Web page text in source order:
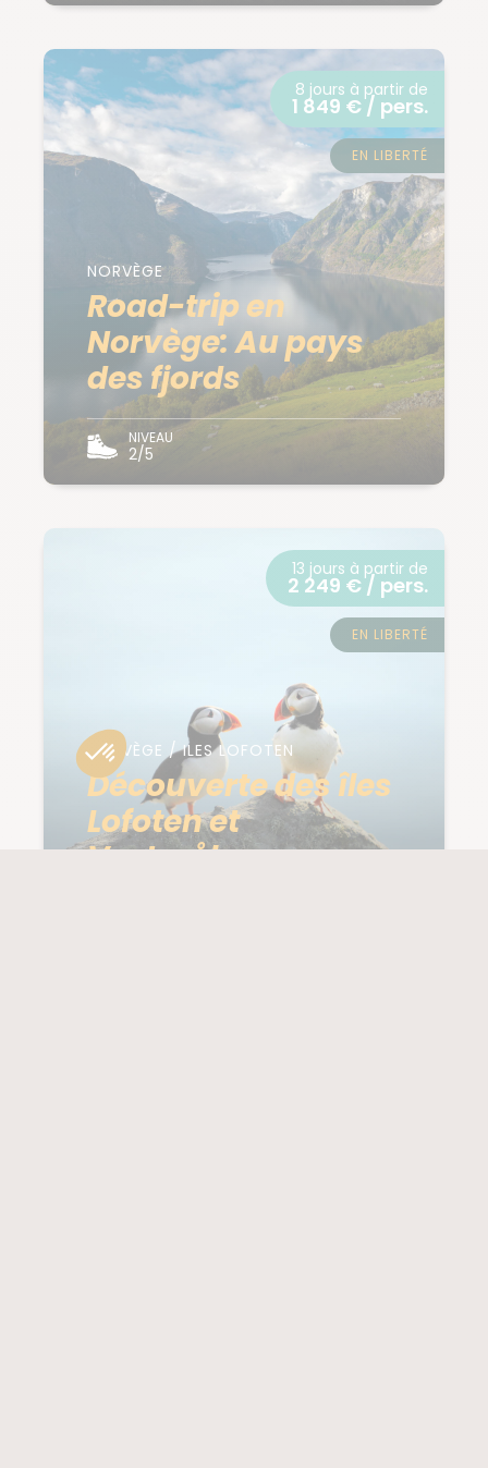
NORVÈGE
Road-trip en
Norvège: Au pays
des fjords
NIVEAU
2/5
8 jours à partir de
1 849 € / pers.
EN LIBERTÉ
NORVÈGE / ILES LOFOTEN
Découverte des îles
Lofoten et
Vesterålen
13 jours à partir de
2 249 € / pers.
EN LIBERTÉ